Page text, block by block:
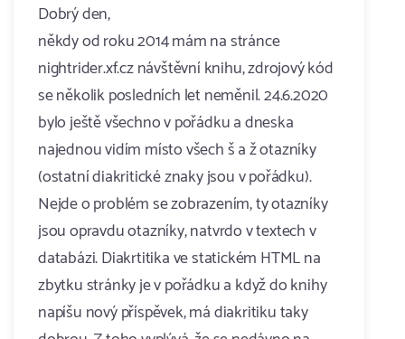
Dobrý den,
někdy od roku 2014 mám na stránce
nightrider.xf.cz návštěvní knihu, zdrojový kód
se několik posledních let neměnil. 24.6.2020
bylo ještě všechno v pořádku a dneska
najednou vidím místo všech š a ž otazníky
(ostatní diakritické znaky jsou v pořádku).
Nejde o problém se zobrazením, ty otazníky
jsou opravdu otazníky, natvrdo v textech v
databázi. Diakrtitika ve statickém HTML na
zbytku stránky je v pořádku a když do knihy
napíšu nový příspěvek, má diakritiku taky